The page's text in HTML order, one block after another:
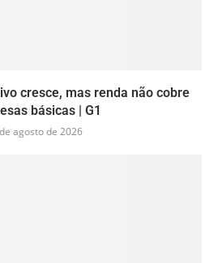
cresce, mas renda não cobre
básicas | G1
agosto de 2026